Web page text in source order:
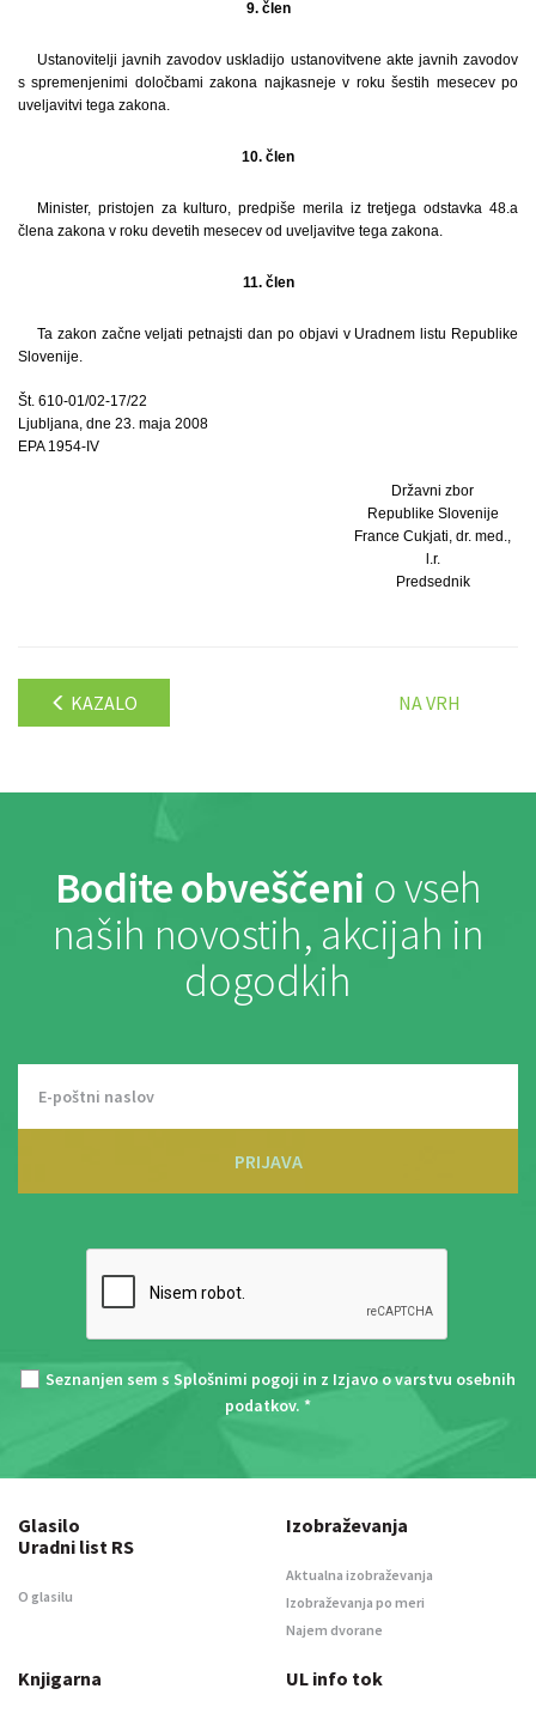
9. člen
Ustanovitelji javnih zavodov uskladijo ustanovitvene akte javnih zavodov
s spremenjenimi določbami zakona najkasneje v roku šestih mesecev po
uveljavitvi tega zakona.
10. člen
Minister, pristojen za kulturo, predpiše merila iz tretjega odstavka 48.a
člena zakona v roku devetih mesecev od uveljavitve tega zakona.
11. člen
Ta zakon začne veljati petnajsti dan po objavi v Uradnem listu Republike
Slovenije.
Št. 610-01/02-17/22
Ljubljana, dne 23. maja 2008
EPA 1954-IV
Državni zbor
Republike Slovenije
France Cukjati, dr. med.,
l.r.
Predsednik
KAZALO NA VRH
Bodite obveščeni o vseh
naših novostih, akcijah in
dogodkih
PRIJAVA
Seznanjen sem s Splošnimi pogoji in z Izjavo o varstvu osebnih
podatkov. *
Glasilo
Uradni list RS
O glasilu
Izobraževanja
Aktualna izobraževanja
Izobraževanja po meri
Najem dvorane
Knjigarna UL info tok